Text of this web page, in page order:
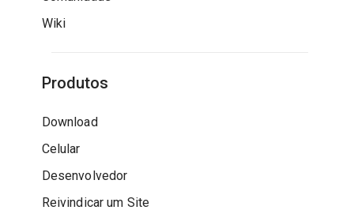
Wiki
Produtos
Download
Celular
Desenvolvedor
Reivindicar um Site